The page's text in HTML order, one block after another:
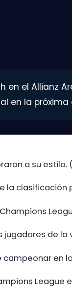
en el Allianz
en la próxima
a su estilo. (
clasificación
de la
en la
League